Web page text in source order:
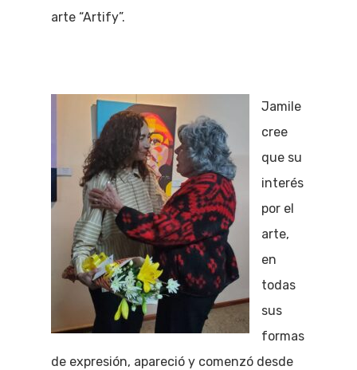
arte “Artify”.
Jamile
cree
que su
interés
por el
arte,
en
todas
sus
formas
de expresión, apareció y comenzó desde